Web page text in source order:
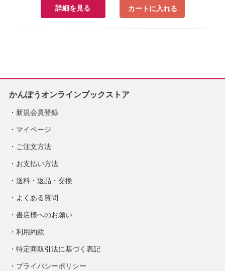
詳細を見る カートに入れる
かんぽうオンラインブックストア
新規会員登録
マイページ
ご注文方法
お支払い方法
送料・返品・交換
よくある質問
書店様へのお願い
利用約款
特定商取引法に基づく表記
プライバシーポリシー